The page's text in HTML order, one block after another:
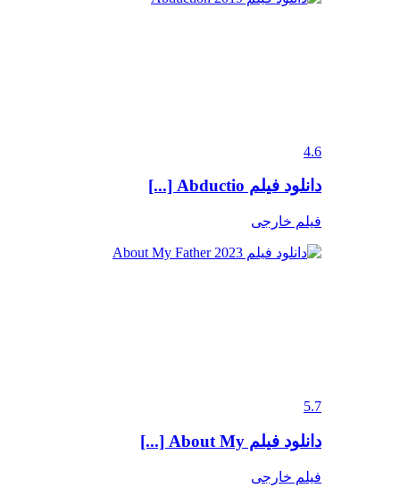
4.6
دانلود فیلم Abductio [...]
فیلم خارجی
5.7
دانلود فیلم About My [...]
فیلم خارجی